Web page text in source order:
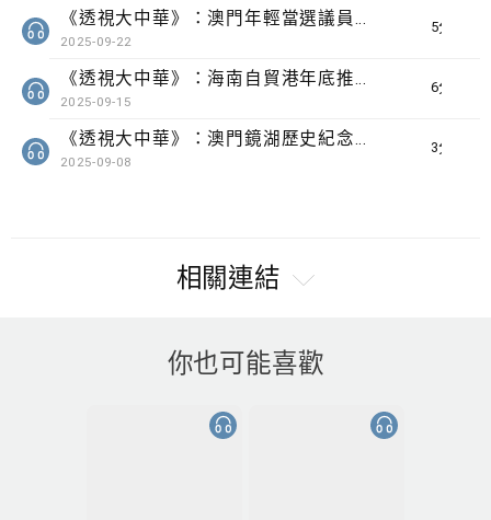
5分鐘
《透視大中華》：澳門年輕當選議員稱會謙卑向前輩學習
2025-09-22
6分鐘
《透視大中華》：海南自貿港年底推多項零關稅政策 瓊港企業互見合作商機
2025-09-15
3分鐘
《透視大中華》：澳門鏡湖歷史紀念館成國家級抗戰紀念設施 管理人指任重道遠
2025-09-08
相關連結
你也可能喜歡